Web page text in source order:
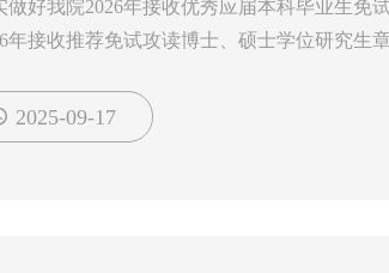
做好我院2026年接收优秀应届本科毕业生免
年接收推荐免试攻读博士、硕士学位研究生
领导
立研究生招生工作领导小组，全面负责接收
2025-09-17